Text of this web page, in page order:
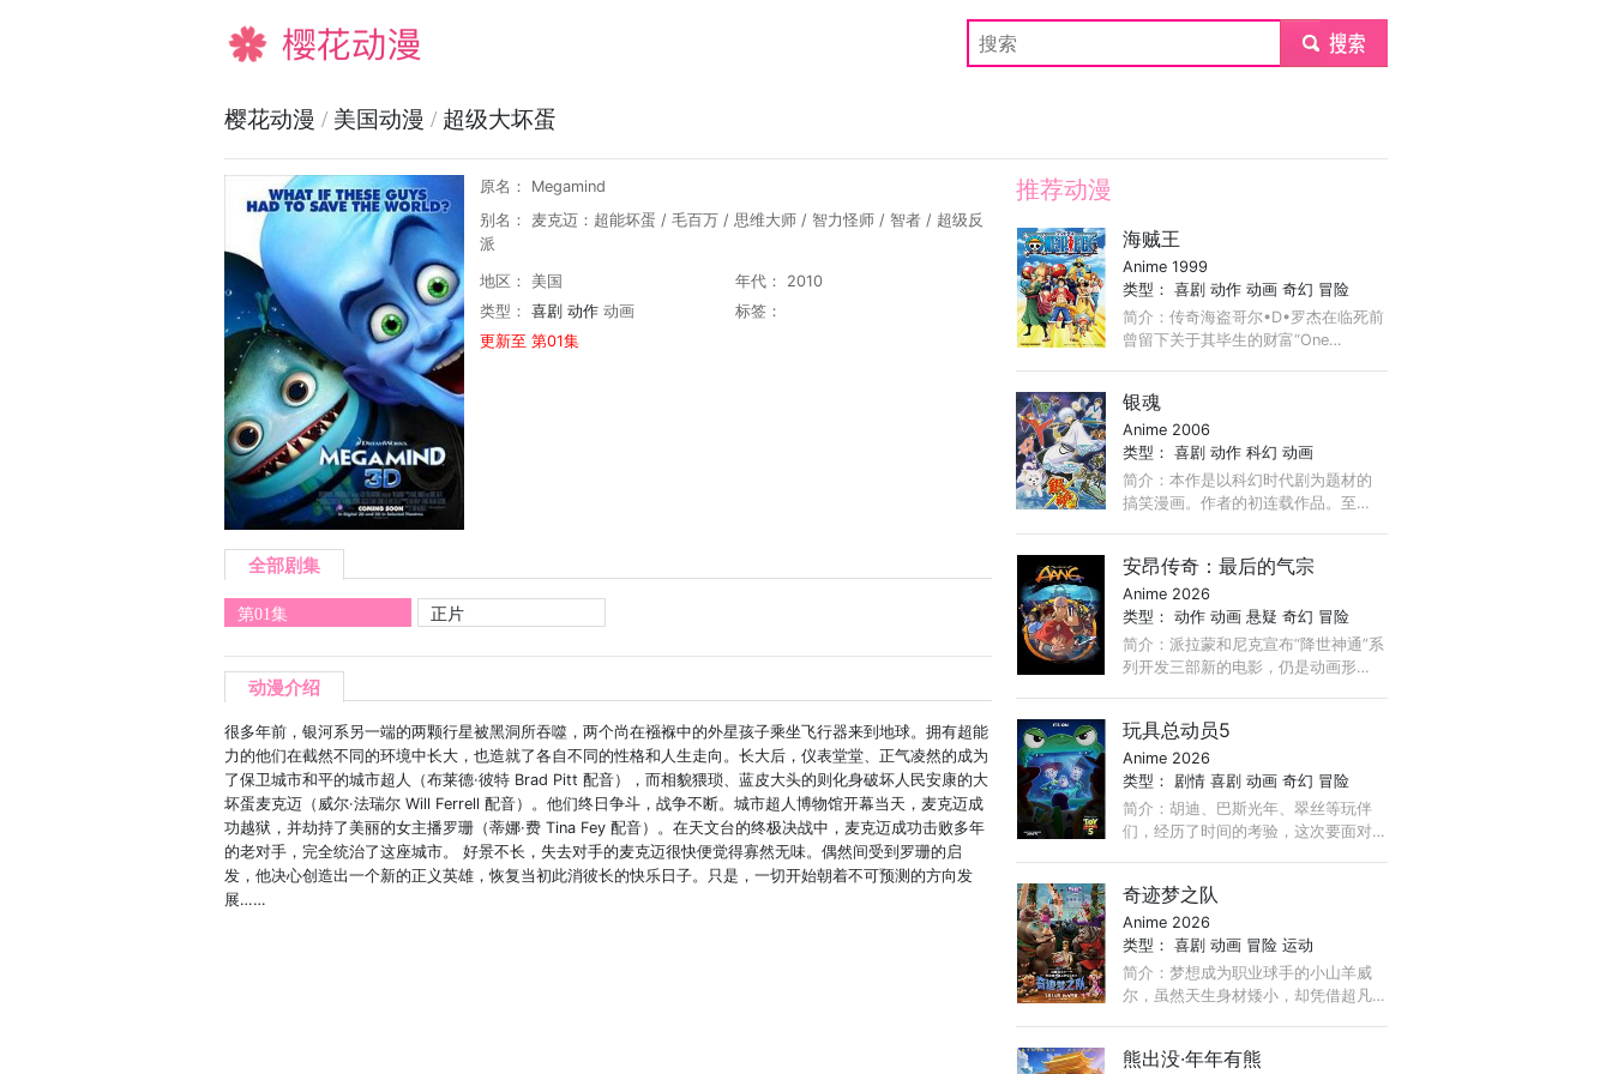
樱花动漫 submit
樱花动漫 / 美国动漫 / 超级大坏蛋
原名： Megamind
别名： 麦克迈：超能坏蛋 / 毛百万 / 思维大师 / 智力怪师 / 智者 / 超级反
派
地区： 美国
年代： 2010
类型： 喜剧 动作 动画
标签：
更新至 第01集
全部剧集
第01集 正片
动漫介绍
很多年前，银河系另一端的两颗行星被黑洞所吞噬，两个尚在襁褓中的外星孩子乘坐飞行器来到地球。拥有超能
力的他们在截然不同的环境中长大，也造就了各自不同的性格和人生走向。长大后，仪表堂堂、正气凌然的成为
了保卫城市和平的城市超人（布莱德·彼特 Brad Pitt 配音），而相貌猥琐、蓝皮大头的则化身破坏人民安康的大
坏蛋麦克迈（威尔·法瑞尔 Will Ferrell 配音）。他们终日争斗，战争不断。城市超人博物馆开幕当天，麦克迈成
功越狱，并劫持了美丽的女主播罗珊（蒂娜·费 Tina Fey 配音）。在天文台的终极决战中，麦克迈成功击败多年
的老对手，完全统治了这座城市。 好景不长，失去对手的麦克迈很快便觉得寡然无味。偶然间受到罗珊的启
发，他决心创造出一个新的正义英雄，恢复当初此消彼长的快乐日子。只是，一切开始朝着不可预测的方向发
展……
推荐动漫
海贼王
Anime 1999
类型：喜剧 动作 动画 奇幻 冒险
简介：传奇海盗哥尔•D•罗杰在临死前
曾留下关于其毕生的财富“One
开争夺，各种势力、政权不断交替，
整个世界进入了动荡混乱的“大海贼时
代”。 ...
银魂
Anime 2006
类型：喜剧 动作 科幻 动画
简介：本作是以科幻时代剧为题材的
搞笑漫画。作者的初连载作品。至
魂的OVA于“JUMP FESTA・ANIME
TOUR '05（ジャンプフェスタ・アニ
メツアー'05）” ...
安昂传奇：最后的气宗
Anime 2026
类型：动作 动画 悬疑 奇幻 冒险
简介：派拉蒙和尼克宣布“降世神通”系
列开发三部新的电影，仍是动画形
《最后的气宗》主创Bryan Konietzko
和Michael DiMartino担任制片人。
玩具总动员5
Anime 2026
类型： 剧情 喜剧 动画 奇幻 冒险
简介：胡迪、巴斯光年、翠丝等玩伴
们，经历了时间的考验，这次要面对
奇迹梦之队
Anime 2026
类型：喜剧 动画 冒险 运动
简介：梦想成为职业球手的小山羊威
尔，虽然天生身材矮小，却凭借超凡
局”，这支梦中情队不仅赛绩成绩堪
熊出没·年年有熊